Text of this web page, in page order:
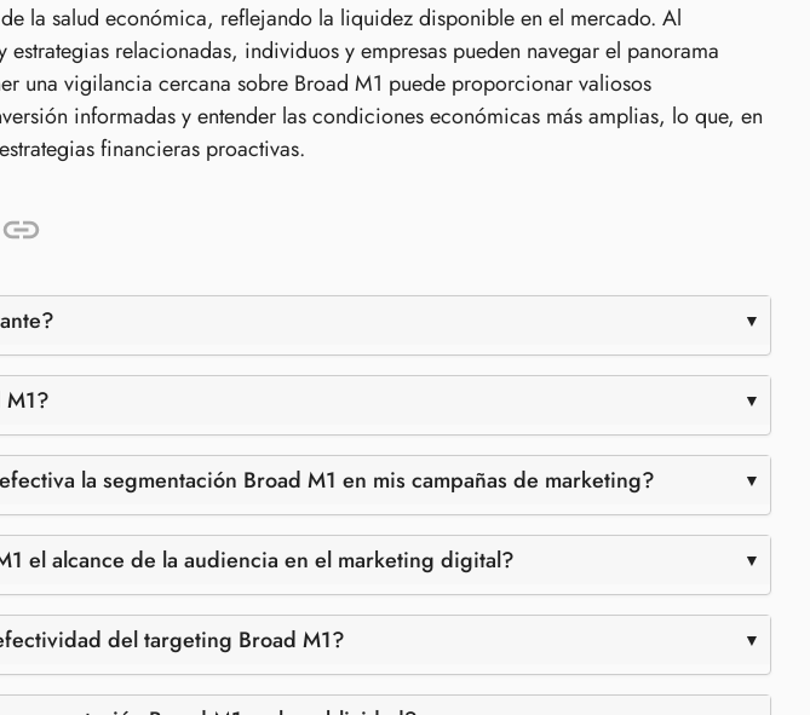
la salud económica, reflejando la liquidez disponible en el mercado. Al
relacionadas, individuos y empresas pueden navegar el panorama
una vigilancia cercana sobre Broad M1 puede proporcionar valiosos
informadas y entender las condiciones económicas más amplias, lo que, en
financieras proactivas.
M1?
la segmentación Broad M1 en mis campañas de marketing?
el alcance de la audiencia en el marketing digital?
del targeting Broad M1?